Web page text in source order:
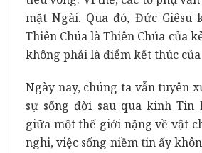
mặt Ngài. Qua đó, Đức Giêsu
Thiên Chúa là Thiên Chúa của
không phải là điểm kết thúc
Ngày nay, chúng ta vẫn tuyên
sự sống đời sau qua kinh Tin
giữa một thế giới nặng về vật
nghi, việc sống niềm tin ấy